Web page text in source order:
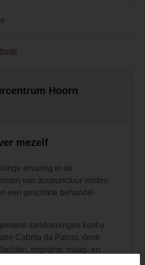
Hoorn
mezelf
ervaring in de
van acupunctuur vinden
een geschikte behandel
aandoeningen kunt u
Cabrita da Palma, denk
migraine, maag- en